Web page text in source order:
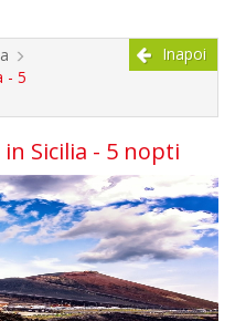
- 5
Inapoi
Sicilia - 5 nopti